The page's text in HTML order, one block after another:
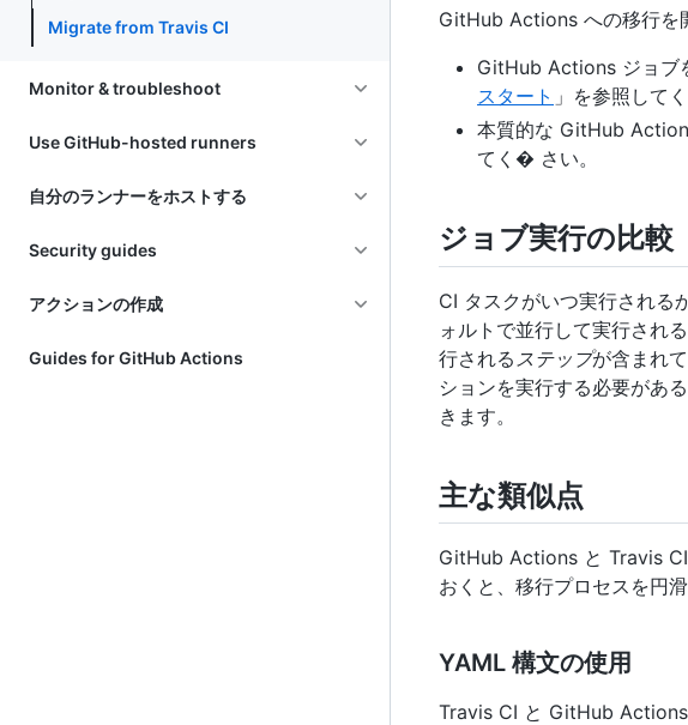
Migrate from Travis CI
Monitor & troubleshoot
Use GitHub-hosted runners
自分のランナーをホストする
Security guides
アクションの作成
Guides for GitHub Actions
GitHub Actions への移行を
GitHub Actions ジョブ
スタート 」を参照して
本質的な GitHub
てく� さい。
ジョブ実行の比較
CI タスクがいつ実行され
ォルトで並行して実行される
行される ステップが含まれ
ションを実行する必要があ
きます。
主な類似点
GitHub Actions と Travis CI
おくと、移行プロセスを円
YAML 構文の使用
Travis CI と GitHub